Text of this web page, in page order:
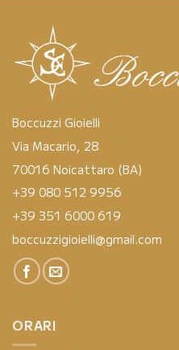
Boccuzzi Gioielli
Via Macario, 28
70016 Noicattaro (BA)
+39 080 512 9956
+39 351 6000 619
boccuzzigioielli@gmail.com
ORARI